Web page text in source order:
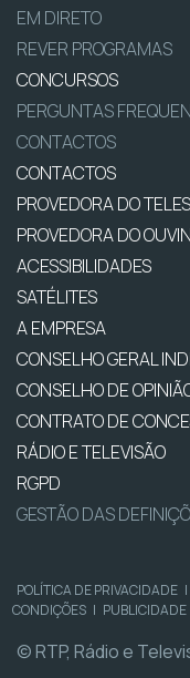
EM DIRETO
REVER PROGRAMAS
CONCURSOS
PERGUNTAS
CONTACTOS
CONTACTOS
PROVEDORA DO
PROVEDORA DO
ACESSIBILIDADES
SATÉLITES
A EMPRESA
CONSELHO GERAL
CONSELHO DE
CONTRATO DE
RÁDIO E TELEVISÃO
RGPD
GESTÃO DAS
POLÍTICA DE PRIVACIDADE |
CONDIÇÕES | PUBLICIDADE
© RTP, Rádio e